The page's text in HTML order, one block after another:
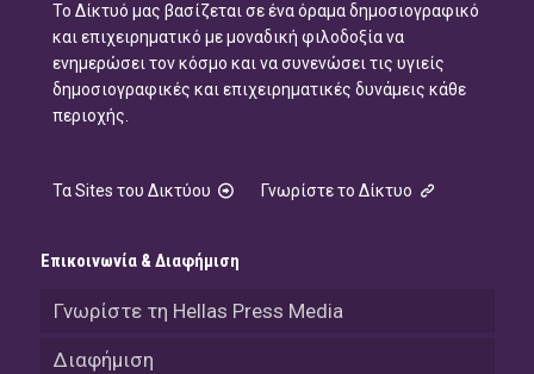
Το Δίκτυό μας βασίζεται σε ένα όραμα δημοσιογραφικό
και επιχειρηματικό με μοναδική φιλοδοξία να
ενημερώσει τον κόσμο και να συνενώσει τις υγιείς
δημοσιογραφικές και επιχειρηματικές δυνάμεις κάθε
περιοχής.
Τα Sites του Δικτύου Γνωρίστε το Δίκτυο
Επικοινωνία & Διαφήμιση
Γνωρίστε τη Hellas Press Media
Διαφήμιση